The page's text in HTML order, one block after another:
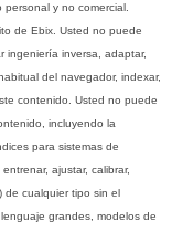
y no comercial.
de Ebix. Usted no puede
ingeniería inversa, adaptar,
del navegador, indexar,
contenido. Usted no puede
incluyendo la
para sistemas de
ajustar, calibrar,
de cualquier tipo sin el
grandes, modelos de